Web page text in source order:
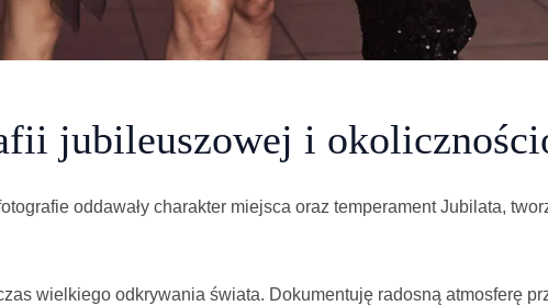
jubileuszowej i
oddawały charakter miejsca oraz temperament Jubilata,
wielkiego odkrywania świata. Dokumentuję radosną atmosferę